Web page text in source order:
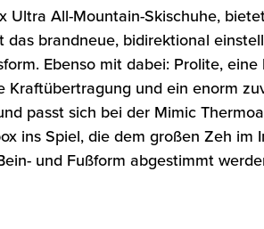
Ultra All-Mountain-Skischuhe,
brandneue, bidirektional
Ebenso mit dabei: Prolite,
und ein enorm
passt sich bei der Mimic
ins Spiel, die dem großen Zeh im
und Fußform abgestimmt